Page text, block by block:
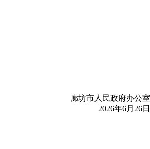
廊坊市人民政府办公室
2026年6月26日